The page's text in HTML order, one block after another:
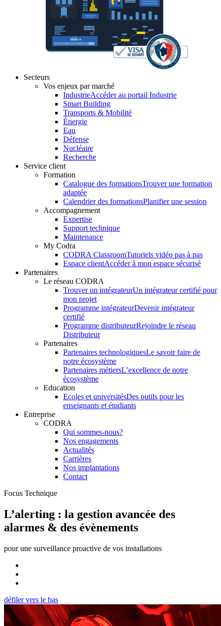
Secteurs
Vos enjeux par marché
IndustrieAccéder au portail Industrie
Smart Building
Transports & Mobilité
Énergie
Eau
Défense
Nucléaire
Recherche
Service client
Formation
Catalogue des formationsTrouver une formation
adaptée
Calendrier des formationsPlanifier une session
Accompagnement
Expertise
Support technique
Maintenance
My Codra
CODRA ClassroomTutoriels vidéo pas à pas
Espace clientAccéder à mon espace sécurisé
Partenaires
Le réseau CODRA
Trouver un intégrateurUn intégrateur certifié pour
mon projet
Programme intégrateurDevenir intégrateur
certifié
Programme distributeurRejoindre le réseau
Distributeur
Partenaires
Partenaires technologiquesLe savoir faire de
notre écosystème
Partenaires métiersL’excellence de notre
écosystème
Education
Ecoles et universitésDes outils pour les
enseignants et étudiants
Entreprise
CODRA
Qui sommes-nous?
Nos engagements
Actualités
Carrières
Nos implantations
Contact
Focus Technique
L’alerting : la gestion avancée des
alarmes & des évènements
pour une surveillance proactive de vos installations
défiler vers le bas